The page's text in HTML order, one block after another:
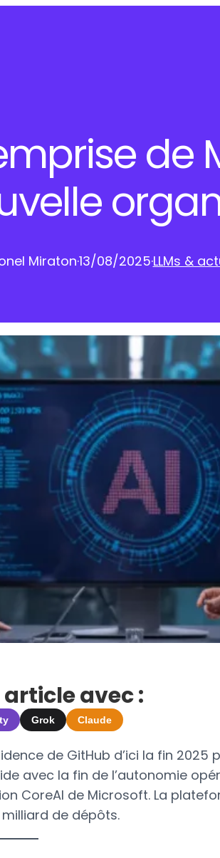
Miraton·13/08/2025·LLMs &
avec :
Grok Claude
de GitHub d’ici la fin 2025
avec la fin de l’autonomie
CoreAI de Microsoft. La
milliard de dépôts.